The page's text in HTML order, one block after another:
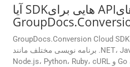
آیا SDKهایی برای APIهای Cloud
GroupDocs.Conversion Cloud SDK هایی را برای زبان های
برنامه نویسی مختلف مانند .NET، Java، Android، PHP،
Node.js، Python، Ruby، cURL و Go فراهم می کند و ادغام آن